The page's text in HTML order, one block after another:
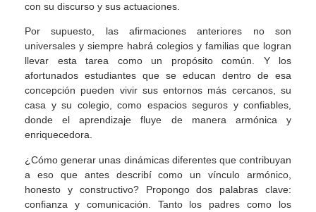
con su discurso y sus actuaciones.
Por supuesto, las afirmaciones anteriores no son
universales y siempre habrá colegios y familias que logran
llevar esta tarea como un propósito común. Y los
afortunados estudiantes que se educan dentro de esa
concepción pueden vivir sus entornos más cercanos, su
casa y su colegio, como espacios seguros y confiables,
donde el aprendizaje fluye de manera armónica y
enriquecedora.
¿Cómo generar unas dinámicas diferentes que contribuyan
a eso que antes describí como un vínculo armónico,
honesto y constructivo? Propongo dos palabras clave:
confianza y comunicación. Tanto los padres como los